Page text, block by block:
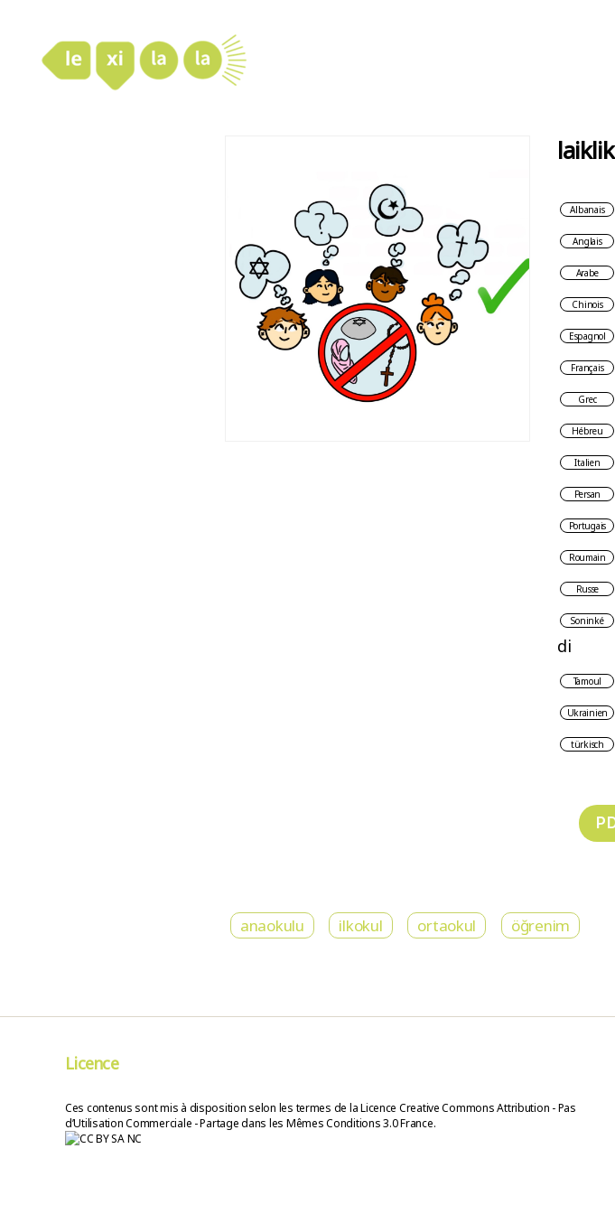
laiklik
Albanais
Anglais
Arabe
Chinois
Espagnol
Français
Grec
Hébreu
Italien
Persan
Portugais
Roumain
Russe
Soninké
di
Tamoul
Ukrainien
türkisch
anaokulu ilkokul ortaokul öğrenim
Licence
Ces contenus sont mis à disposition selon les termes de la Licence Creative Commons Attribution - Pas
d’Utilisation Commerciale - Partage dans les Mêmes Conditions 3.0 France.